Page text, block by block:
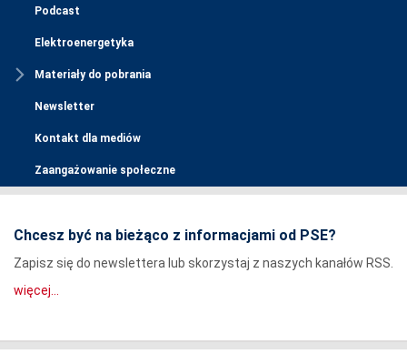
Podcast
Elektroenergetyka
Materiały do pobrania
Newsletter
Kontakt dla mediów
Zaangażowanie społeczne
Chcesz być na bieżąco z informacjami od PSE?
Zapisz się do newslettera lub skorzystaj z naszych kanałów RSS.
więcej...